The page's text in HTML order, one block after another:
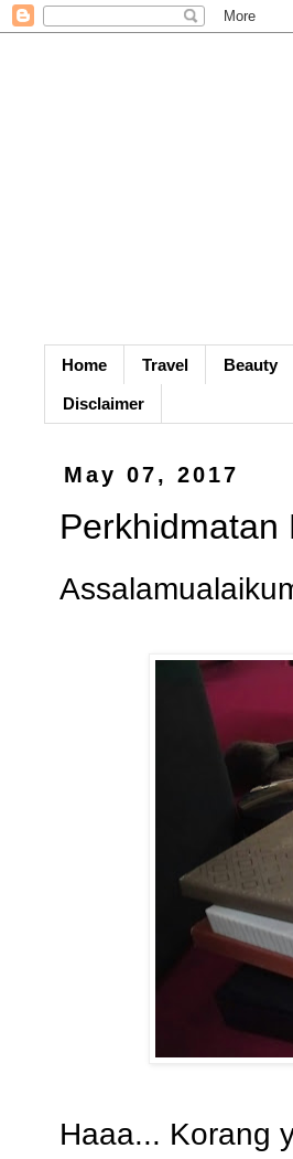
Home Travel Beauty
Disclaimer
May 07, 2017
Perkhidmatan
Haaa... Korang